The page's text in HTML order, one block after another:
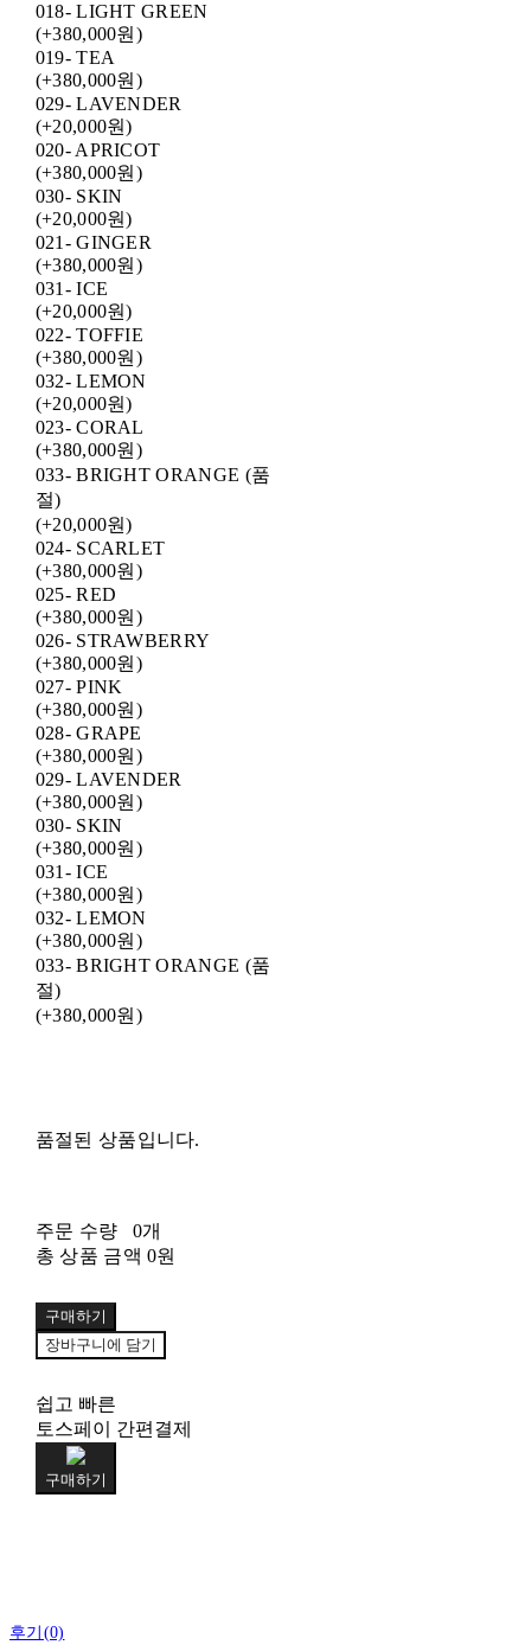
018- LIGHT GREEN
(+380,000원)
019- TEA
(+380,000원)
029- LAVENDER
(+20,000원)
020- APRICOT
(+380,000원)
030- SKIN
(+20,000원)
021- GINGER
(+380,000원)
031- ICE
(+20,000원)
022- TOFFIE
(+380,000원)
032- LEMON
(+20,000원)
023- CORAL
(+380,000원)
033- BRIGHT ORANGE (품
절)
(+20,000원)
024- SCARLET
(+380,000원)
025- RED
(+380,000원)
026- STRAWBERRY
(+380,000원)
027- PINK
(+380,000원)
028- GRAPE
(+380,000원)
029- LAVENDER
(+380,000원)
030- SKIN
(+380,000원)
031- ICE
(+380,000원)
032- LEMON
(+380,000원)
033- BRIGHT ORANGE (품
절)
(+380,000원)
품절된 상품입니다.
주문 수량
0개
총 상품 금액 0원
구매하기
장바구니에 담기
쉽고 빠른
토스페이 간편결제
구매하기
후기(0)